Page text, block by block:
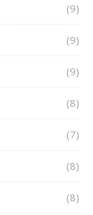
(9)
(9)
(9)
(8)
(7)
(8)
(8)